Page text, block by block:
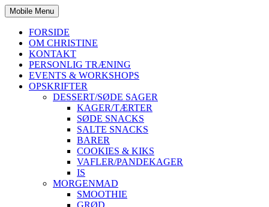
Mobile Menu
FORSIDE
OM CHRISTINE
KONTAKT
PERSONLIG TRÆNING
EVENTS & WORKSHOPS
OPSKRIFTER
DESSERT/SØDE SAGER
KAGER/TÆRTER
SØDE SNACKS
SALTE SNACKS
BARER
COOKIES & KIKS
VAFLER/PANDEKAGER
IS
MORGENMAD
SMOOTHIE
GRØD